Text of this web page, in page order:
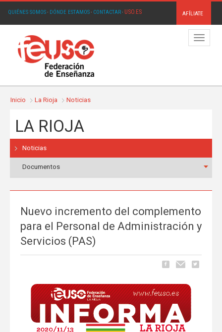
QUIÉNES SOMOS· DÓNDE ESTAMOS· CONTACTAR· USO.ES AFÍLIATE
Menú
Inicio La Rioja Noticias
LA RIOJA
Noticias
Documentos
Nuevo incremento del complemento
para el Personal de Administración y
Servicios (PAS)